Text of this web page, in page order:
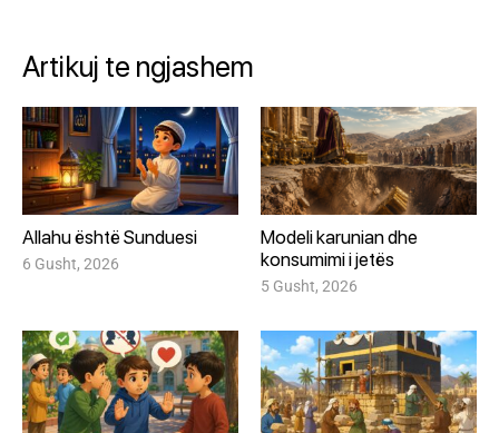
Artikuj te ngjashem
Allahu është Sunduesi
6 Gusht, 2026
Modeli karunian dhe
konsumimi i jetës
5 Gusht, 2026